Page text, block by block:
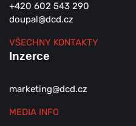
+420 602 543 290
doupal@dcd.cz
VŠECHNY KONTAKTY
Inzerce
marketing@dcd.cz
MEDIA INFO